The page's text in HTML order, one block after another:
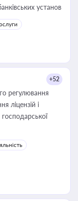
установ
+52
регулювання
ліцензій і